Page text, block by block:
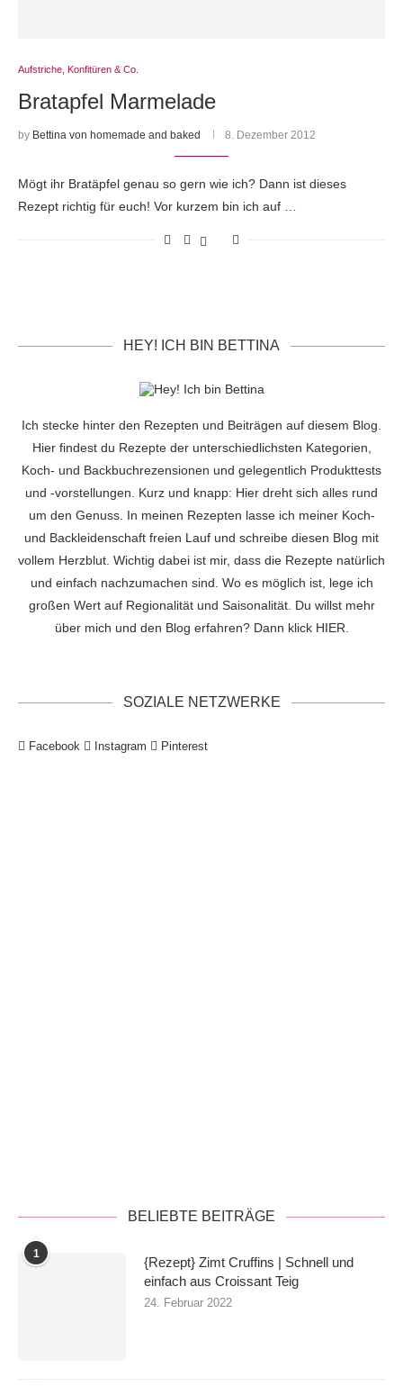
Aufstriche, Konfitüren & Co.
Bratapfel Marmelade
by Bettina von homemade and baked 8. Dezember 2012
Mögt ihr Bratäpfel genau so gern wie ich? Dann ist dieses
Rezept richtig für euch! Vor kurzem bin ich auf …
HEY! ICH BIN BETTINA
Ich stecke hinter den Rezepten und Beiträgen auf diesem Blog.
Hier findest du Rezepte der unterschiedlichsten Kategorien,
Koch- und Backbuchrezensionen und gelegentlich Produkttests
und -vorstellungen. Kurz und knapp: Hier dreht sich alles rund
um den Genuss. In meinen Rezepten lasse ich meiner Koch-
und Backleidenschaft freien Lauf und schreibe diesen Blog mit
vollem Herzblut. Wichtig dabei ist mir, dass die Rezepte natürlich
und einfach nachzumachen sind. Wo es möglich ist, lege ich
großen Wert auf Regionalität und Saisonalität. Du willst mehr
über mich und den Blog erfahren? Dann klick HIER
SOZIALE NETZWERKE
Facebook Instagram Pinterest
BELIEBTE BEITRÄGE
1
{Rezept} Zimt Cruffins | Schnell und
einfach aus Croissant Teig
24. Februar 2022